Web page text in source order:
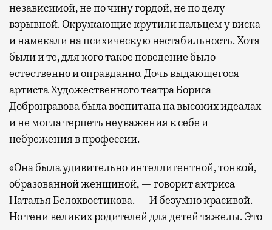
независимой, не по чину гордой, не по делу
взрывной. Окружающие крутили пальцем у виска
и намекали на психическую нестабильность. Хотя
были и те, для кого такое поведение было
естественно и оправданно. Дочь выдающегося
артиста Художественного театра Бориса
Добронравова была воспитана на высоких идеалах
и не могла терпеть неуважения к себе и
небрежения в профессии.
«Она была удивительно интеллигентной, тонкой,
образованной женщиной, — говорит актриса
Наталья Белохвостикова. — И безумно красивой.
Но тени великих родителей для детей тяжелы. Это